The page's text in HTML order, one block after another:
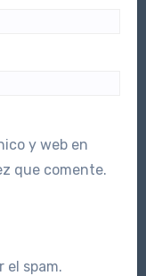
y web en
que comente.
el spam.